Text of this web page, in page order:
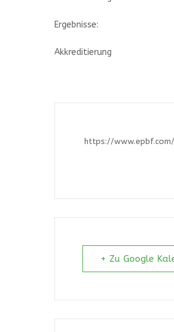
Ergebnisse:
Akkreditierung
https://www.epbf.com/
+ Zu Google